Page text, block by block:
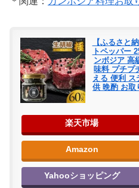
【ふるさと
トペッパー
ンボジア 高
味料 プチプ
える 便利
供 晩酌 お取
楽天市場
Amazon
Yahooショッピング